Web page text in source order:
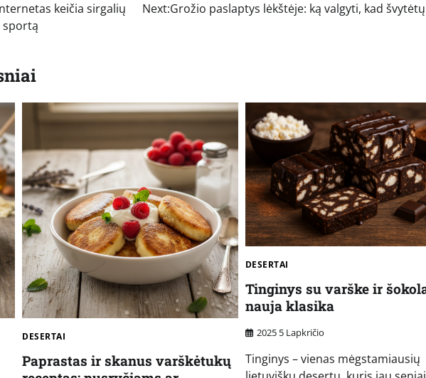
keičia sirgalių
sportą
Next:Grožio paslaptys lėkštėje: ką valgyti, kad
DESERTAI
Paprastas ir skanus varškėtukų
DESERTAI
Tinginys su varške ir
nauja klasika
2025 5 Lapkričio
Tinginys – vienas mėgstamiausių